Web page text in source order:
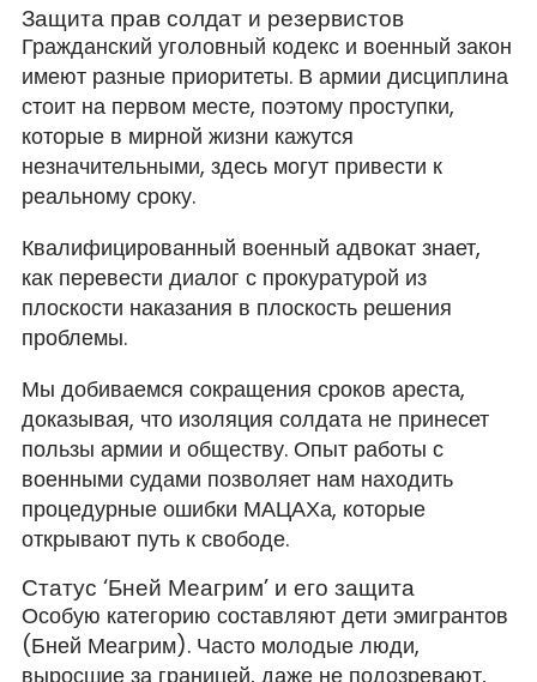
Защита прав солдат и резервистов
Гражданский уголовный кодекс и военный закон
имеют разные приоритеты. В армии дисциплина
стоит на первом месте, поэтому проступки,
которые в мирной жизни кажутся
незначительными, здесь могут привести к
реальному сроку.
Квалифицированный военный адвокат знает,
как перевести диалог с прокуратурой из
плоскости наказания в плоскость решения
проблемы.
Мы добиваемся сокращения сроков ареста,
доказывая, что изоляция солдата не принесет
пользы армии и обществу. Опыт работы с
военными судами позволяет нам находить
процедурные ошибки МАЦАХа, которые
открывают путь к свободе.
Статус ‘Бней Меагрим’ и его защита
Особую категорию составляют дети эмигрантов
(Бней Меагрим). Часто молодые люди,
выросшие за границей, даже не подозревают,